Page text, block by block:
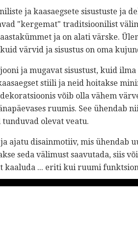
ja kaasaegsete sisustuste ja
"kergemat" traditsioonilist
ja on alati värske.
värvid ja sisustus on oma
ja mugavat sisustust, kuid
stiili ja neid hoitakse
võib olla vähem
ruumis. See ühendab
olevat veatu.
ajatu disainmotiiv, mis ühendab
seda välimust saavutada, siis
kaaluda ... eriti kui ruumi